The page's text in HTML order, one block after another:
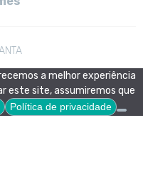
a melhor experiência
este site, assumiremos que
Política de privacidade